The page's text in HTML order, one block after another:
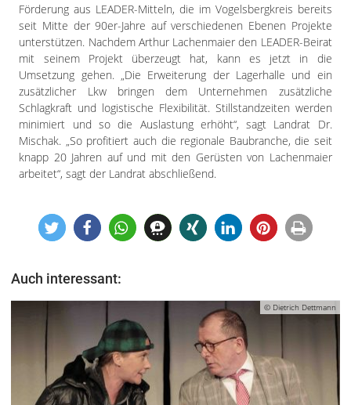
Förderung aus LEADER-Mitteln, die im Vogelsbergkreis bereits
seit Mitte der 90er-Jahre auf verschiedenen Ebenen Projekte
unterstützen. Nachdem Arthur Lachenmaier den LEADER-Beirat
mit seinem Projekt überzeugt hat, kann es jetzt in die
Umsetzung gehen. „Die Erweiterung der Lagerhalle und ein
zusätzlicher Lkw bringen dem Unternehmen zusätzliche
Schlagkraft und logistische Flexibilität. Stillstandzeiten werden
minimiert und so die Auslastung erhöht“, sagt Landrat Dr.
Mischak. „So profitiert auch die regionale Baubranche, die seit
knapp 20 Jahren auf und mit den Gerüsten von Lachenmaier
arbeitet“, sagt der Landrat abschließend.
Auch interessant:
© Dietrich Dettmann